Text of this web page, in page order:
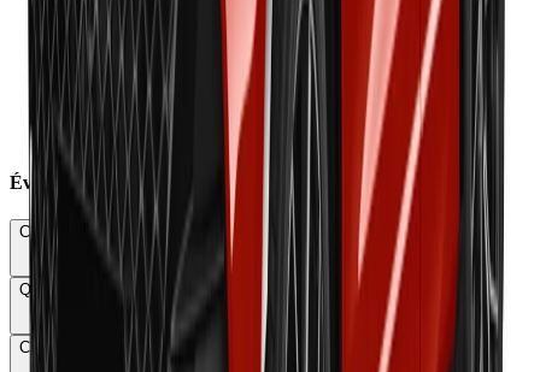
Prix élevés dès 40 000 € avec malus jusqu'à 1 540 €
× Agrément de conduite en retrait vs ancienne génération
× Boîte e-DSC6/7 peu réactive avec à-coups basse vitesse
×
Système multimédia lent et parfois défaillant
× Habitabilité décevante malgré dimensions accrues
× Visibilité arrière catastrophique
Évaluations Détaillées
Conduite & Maniabilité 62
Qualité & Finition
Confort